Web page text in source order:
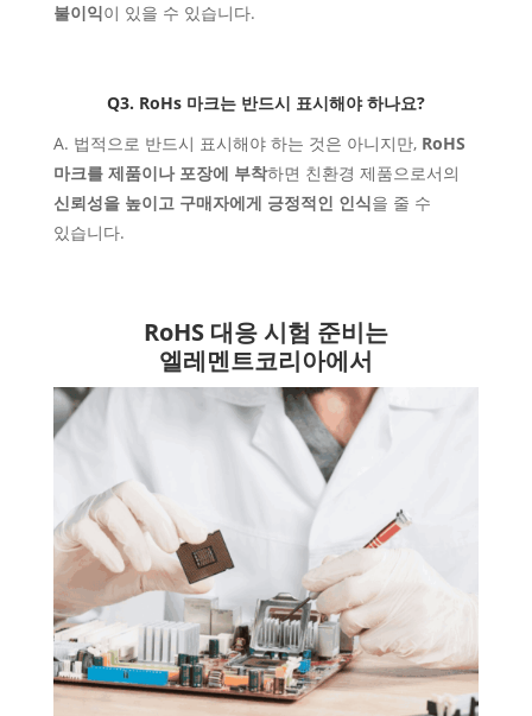
불이익이 있을 수 있습니다.
Q3. RoHs 마크는 반드시 표시해야 하나요?
A. 법적으로 반드시 표시해야 하는 것은 아니지만, RoHS
마크를 제품이나 포장에 부착하면 친환경 제품으로서의
신뢰성을 높이고 구매자에게 긍정적인 인식을 줄 수
있습니다.
RoHS 대응시험 준비는
엘레멘트코리아에서